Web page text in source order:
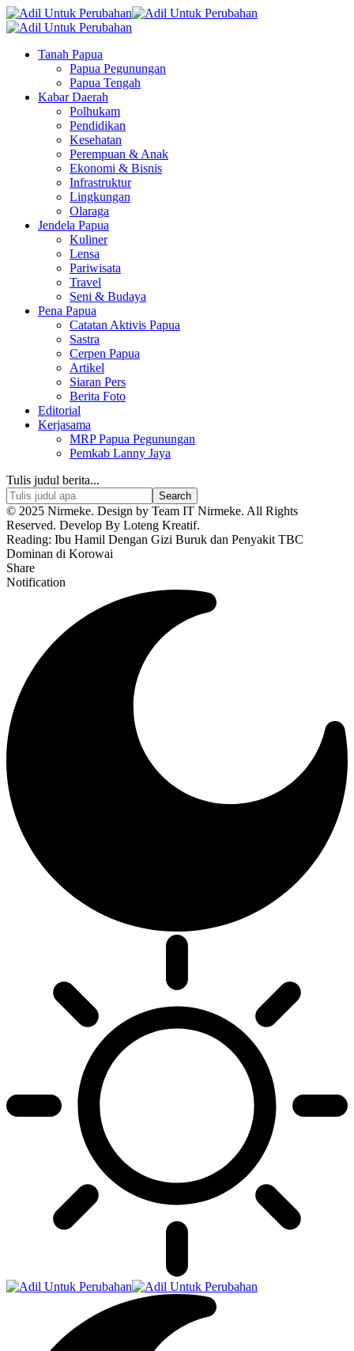
Tanah Papua
Papua Pegunungan
Papua Tengah
Kabar Daerah
Polhukam
Pendidikan
Kesehatan
Perempuan & Anak
Ekonomi & Bisnis
Infrastruktur
Lingkungan
Olaraga
Jendela Papua
Kuliner
Lensa
Pariwisata
Travel
Seni & Budaya
Pena Papua
Catatan Aktivis Papua
Sastra
Cerpen Papua
Artikel
Siaran Pers
Berita Foto
Editorial
Kerjasama
MRP Papua Pegunungan
Pemkab Lanny Jaya
Tulis judul berita...
© 2025 Nirmeke. Design by Team IT Nirmeke. All Rights
Reserved. Develop By Loteng Kreatif.
Reading: Ibu Hamil Dengan Gizi Buruk dan Penyakit TBC
Dominan di Korowai
Share
Notification